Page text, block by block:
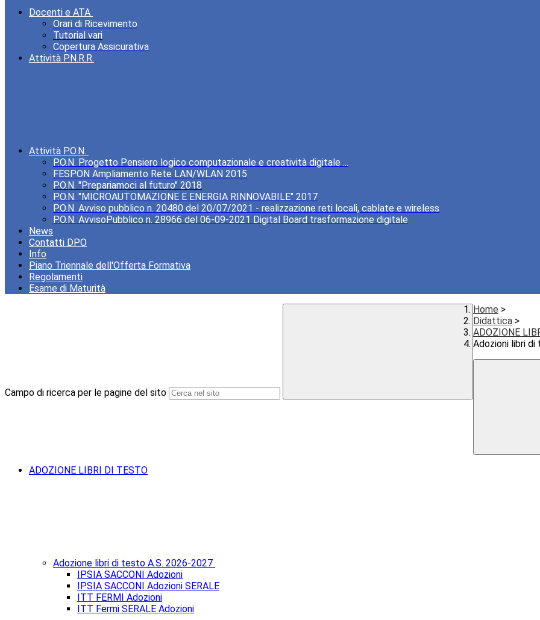
Docenti e ATA
Orari di Ricevimento
Tutorial vari
Copertura Assicurativa
Attività P.N.R.R.
Attività P.O.N.
P.O.N. Progetto Pensiero logico computazionale e creatività digitale ...
FESPON Ampliamento Rete LAN/WLAN 2015
P.O.N. "Prepariamoci al futuro" 2018
P.O.N. "MICROAUTOMAZIONE E ENERGIA RINNOVABILE" 2017
P.O.N. Avviso pubblico n. 20480 del 20/07/2021 - realizzazione reti locali, cablate e wireless
P.O.N. AvvisoPubblico n. 28966 del 06-09-2021 Digital Board trasformazione digitale
News
Contatti DPO
Info
Piano Triennale dell'Offerta Formativa
Regolamenti
Esame di Maturità
Campo di ricerca per le pagine del sito
Home >
Didattica >
ADOZIONE
Adozioni libri
ADOZIONE LIBRI DI TESTO
Adozione libri di testo A.S. 2026-2027
IPSIA SACCONI Adozioni
IPSIA SACCONI Adozioni SERALE
ITT FERMI Adozioni
ITT Fermi SERALE Adozioni